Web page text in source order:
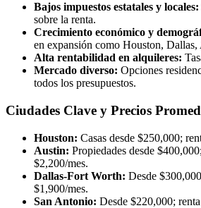
Bajos impuestos estatales y locales:
sobre la renta.
Crecimiento económico y
en expansión como Houston,
Alta rentabilidad en alquileres:
Mercado diverso: Opciones
todos los presupuestos.
Ciudades Clave y Precios
Houston: Casas desde $250,000;
Austin: Propiedades desde
$2,200/mes.
Dallas-Fort Worth: Desde
$1,900/mes.
San Antonio: Desde $220,000;